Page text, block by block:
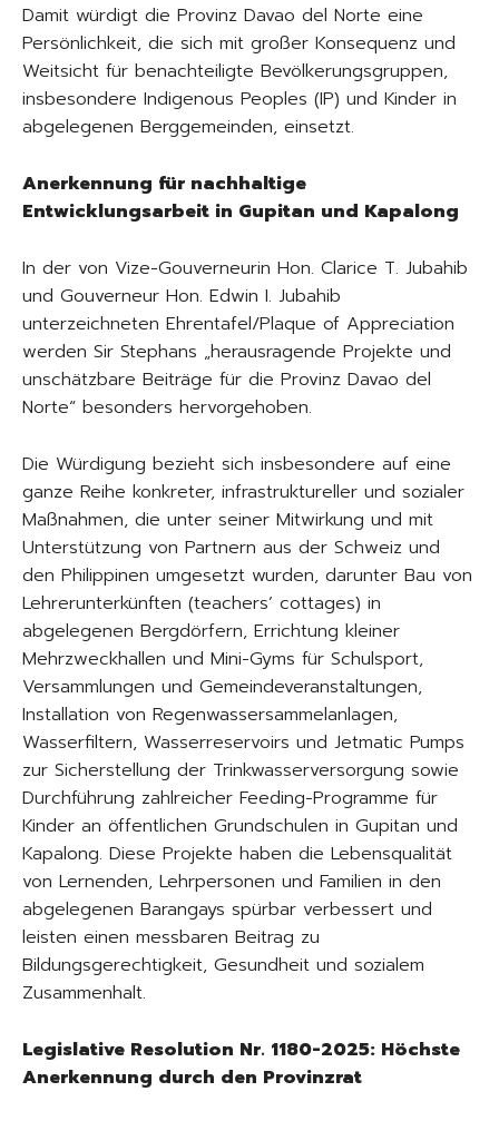
Damit würdigt die Provinz Davao del Norte eine
Persönlichkeit, die sich mit großer Konsequenz und
Weitsicht für benachteiligte Bevölkerungsgruppen,
insbesondere Indigenous Peoples (IP) und Kinder in
abgelegenen Berggemeinden, einsetzt.
Anerkennung für nachhaltige
Entwicklungsarbeit in Gupitan und Kapalong
In der von Vize-Gouverneurin Hon. Clarice T. Jubahib
und Gouverneur Hon. Edwin I. Jubahib
unterzeichneten Ehrentafel/Plaque of Appreciation
werden Sir Stephans „herausragende Projekte und
unschätzbare Beiträge für die Provinz Davao del
Norte“ besonders hervorgehoben.
Die Würdigung bezieht sich insbesondere auf eine
ganze Reihe konkreter, infrastruktureller und sozialer
Maßnahmen, die unter seiner Mitwirkung und mit
Unterstützung von Partnern aus der Schweiz und
den Philippinen umgesetzt wurden, darunter Bau von
Lehrerunterkünften (teachers’ cottages) in
abgelegenen Bergdörfern, Errichtung kleiner
Mehrzweckhallen und Mini-Gyms für Schulsport,
Versammlungen und Gemeindeveranstaltungen,
Installation von Regenwassersammelanlagen,
Wasserfiltern, Wasserreservoirs und Jetmatic Pumps
zur Sicherstellung der Trinkwasserversorgung sowie
Durchführung zahlreicher Feeding-Programme für
Kinder an öffentlichen Grundschulen in Gupitan und
Kapalong. Diese Projekte haben die Lebensqualität
von Lernenden, Lehrpersonen und Familien in den
abgelegenen Barangays spürbar verbessert und
leisten einen messbaren Beitrag zu
Bildungsgerechtigkeit, Gesundheit und sozialem
Zusammenhalt.
Legislative Resolution Nr. 1180-2025: Höchste
Anerkennung durch den Provinzrat